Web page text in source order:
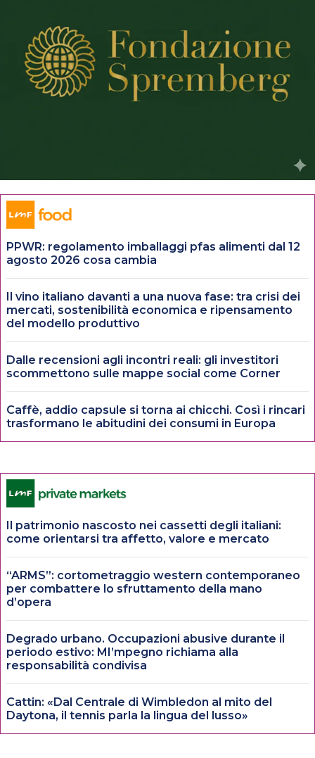
PPWR: regolamento imballaggi pfas alimenti dal 12
agosto 2026 cosa cambia
Il vino italiano davanti a una nuova fase: tra crisi dei
mercati, sostenibilità economica e ripensamento
del modello produttivo
Dalle recensioni agli incontri reali: gli investitori
scommettono sulle mappe social come Corner
Caffè, addio capsule si torna ai chicchi. Così i rincari
trasformano le abitudini dei consumi in Europa
Il patrimonio nascosto nei cassetti degli italiani:
come orientarsi tra affetto, valore e mercato
“ARMS”: cortometraggio western contemporaneo
per combattere lo sfruttamento della mano
d’opera
Degrado urbano. Occupazioni abusive durante il
periodo estivo: MI’mpegno richiama alla
responsabilità condivisa
Cattin: «Dal Centrale di Wimbledon al mito del
Daytona, il tennis parla la lingua del lusso»